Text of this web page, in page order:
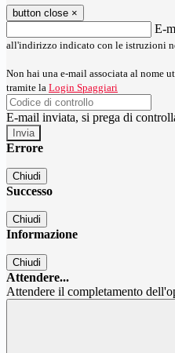
button close ×
E-
all'indirizzo indicato con le istruzioni
Non hai una e-mail associata al nome
tramite la Login Spaggiari
E-mail inviata, si prega di
Errore
Chiudi
Successo
Chiudi
Informazione
Chiudi
Attendere...
Attendere il completamento